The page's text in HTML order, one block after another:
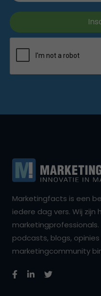
Marketingfacts is een
iedere dag vers. Wij
marketingprofessionals.
podcasts, blogs,
marketingcommunity